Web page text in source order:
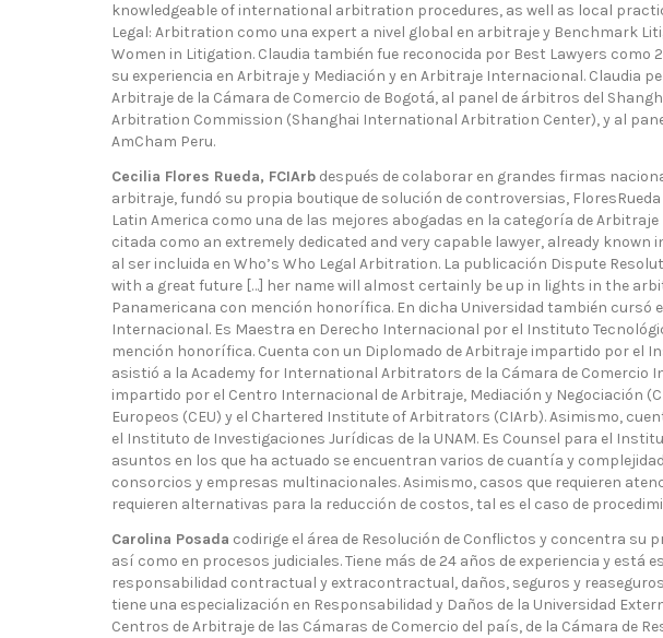
knowledgeable of international arbitration procedures, as well as local
Legal: Arbitration como una expert a nivel global en arbitraje y Benchmark
Women in Litigation. Claudia también fue reconocida por Best Lawyers como
su experiencia en Arbitraje y Mediación y en Arbitraje Internacional. Claudia
Arbitraje de la Cámara de Comercio de Bogotá, al panel de árbitros del
Arbitration Commission (Shanghai International Arbitration Center), y al
AmCham Peru.
Cecilia Flores Rueda, FCIArb después de colaborar en grandes firmas
arbitraje, fundó su propia boutique de solución de controversias,
Latin America como una de las mejores abogadas en la categoría de
citada como an extremely dedicated and very capable lawyer, already known
al ser incluida en Who’s Who Legal Arbitration. La publicación Dispute
with a great future […] her name will almost certainly be up in lights in the
Panamericana con mención honorífica. En dicha Universidad también cursó
Internacional. Es Maestra en Derecho Internacional por el Instituto
mención honorífica. Cuenta con un Diplomado de Arbitraje impartido por el
asistió a la Academy for International Arbitrators de la Cámara de Comercio
impartido por el Centro Internacional de Arbitraje, Mediación y Negociación
Europeos (CEU) y el Chartered Institute of Arbitrators (CIArb). Asimismo,
el Instituto de Investigaciones Jurídicas de la UNAM. Es Counsel para el
asuntos en los que ha actuado se encuentran varios de cuantía y
consorcios y empresas multinacionales. Asimismo, casos que requieren
requieren alternativas para la reducción de costos, tal es el caso de
Carolina Posada codirige el área de Resolución de Conflictos y concentra
así como en procesos judiciales. Tiene más de 24 años de experiencia y está
responsabilidad contractual y extracontractual, daños, seguros y
tiene una especialización en Responsabilidad y Daños de la Universidad
Centros de Arbitraje de las Cámaras de Comercio del país, de la Cámara de